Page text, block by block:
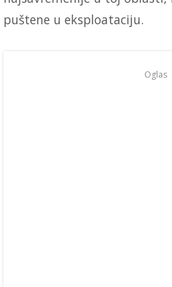
puštene u eksploataciju.
Oglas